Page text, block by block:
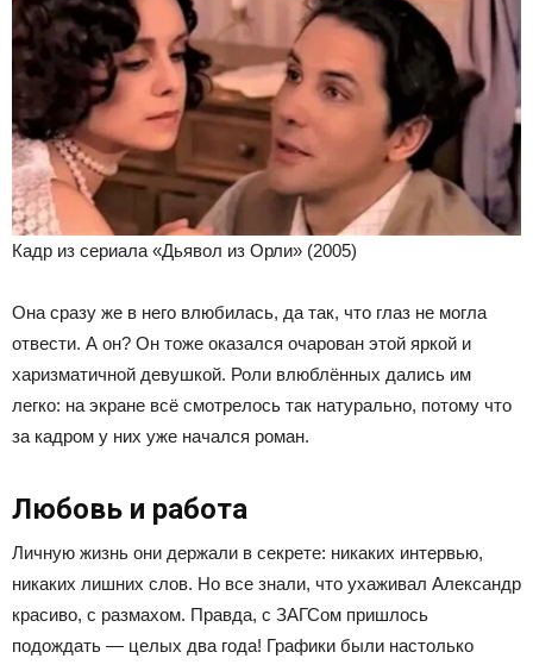
Кадр из сериала «Дьявол из Орли» (2005)
Она сразу же в него влюбилась, да так, что глаз не могла
отвести. А он? Он тоже оказался очарован этой яркой и
харизматичной девушкой. Роли влюблённых дались им
легко: на экране всё смотрелось так натурально, потому что
за кадром у них уже начался роман.
Любовь и работа
Личную жизнь они держали в секрете: никаких интервью,
никаких лишних слов. Но все знали, что ухаживал Александр
красиво, с размахом. Правда, с ЗАГСом пришлось
подождать — целых два года! Графики были настолько